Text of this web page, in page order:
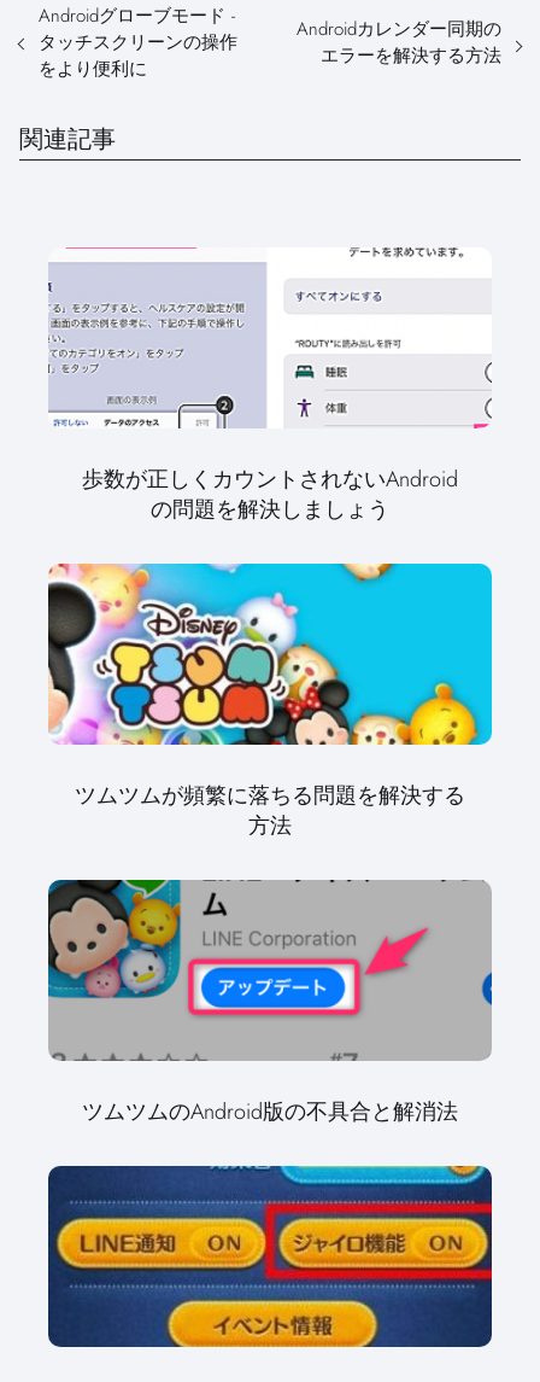
Androidグローブモード -
タッチスクリーンの操作
をより便利に
Androidカレンダー同期の
エラーを解決する方法
関連記事
歩数が正しくカウントされないAndroid
の問題を解決しましょう
ツムツムが頻繁に落ちる問題を解決する
方法
ツムツムのAndroid版の不具合と解消法